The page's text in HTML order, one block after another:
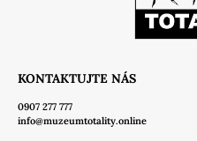
KONTAKTUJTE NÁS
0907 277 777
info@muzeumtotality.online